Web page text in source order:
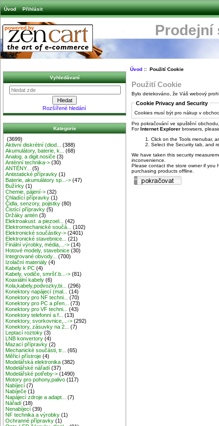
Úvod Přihlásit
Prodejní
Vyhledávaní
Rozšířené hledání
Kategorie
(3699)
Aktivní diskrétní (diod...
(388)
Akumulátory, baterie, k...
(68)
Analog. a digit.nosiče (3)
Anténní technika-> (30)
ANTÉNY...
(5)
Antistatické přípravky (1)
Baterie, akumulátory sp...-> (47)
Bužírky (1)
Chemie, pájení-> (32)
Chladící přípravky (1)
Čidla, senzory, pojistky (80)
Čistící přípravky (5)
Držáky antén (3)
Elektroakust. a piezoel...
(42)
Elektromechanické součá...
(102)
Elektronické součástky-> (2401)
Elektronické stavebnice...
(21)
Finální výrobky, média,...-> (14)
Hotové modely, stavebnice (30)
Integrované obvody...
(700)
Izolační materiály (4)
Kabely k PC (4)
Kabely, vodiče, smršť.b...-> (81)
Koaxiální kabely (6)
Kola,kabely,podvozky,bi...
(296)
Konektory napájecí (mal...
(14)
Konektory pro NF techni...
(70)
Konektory pro PC a přen...
(73)
Konektory pro VF techni...
(43)
Konektory telefonní a f...
(13)
Konektory, svorkovnice,...-> (292)
Konektory, zásuvky na 2...
(7)
Leptací roztoky (3)
LNB konvertory (4)
Mazací přípravky (2)
Mechanické součásti, tr...
(65)
Měřicí přístroje (4)
Modelářská elektronika (382)
Modelářské nářadí (37)
Modelářské potřeby-> (1490)
Motory pro pohony,palivo (117)
Nabíjecí (7)
Nabíječe (1)
Napájecí zdroje a adapt...
(7)
Nářadí (18)
Nenabíjecí (39)
NF technika a výrobky (1)
Ochranné přípravky (1)
Úvod:: Použití Cookie
Použití Cookie
Bylo detekováno, že Váš webový
Cookie Privacy and Security
Cookies musí být pro nákup v
Pro pokračování ve spuštění
ForInternet Explorer browsers,
Click on the Tools menubar,
Select the Security tab, and
We have taken this security
inconvenience.
Please contact the store owner if you
purchasing products offline.